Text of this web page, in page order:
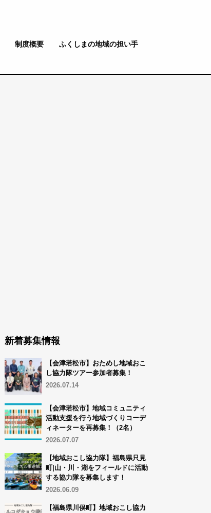
制度概要 ふくしまの地域の担い手
新着募集情報
【会津若松市】おためし地域おこ
し協力隊ツアー参加者募集！
2026.07.14
【会津若松市】地域コミュニティ
活動支援を行う地域づくりコーデ
ィネーターを再募集！（2名）
2026.07.07
【地域おこし協力隊】福島県只見
町|山・川・湖をフィールドに活動
する協力隊を募集します！
2026.06.09
【福島県川俣町】地域おこし協力